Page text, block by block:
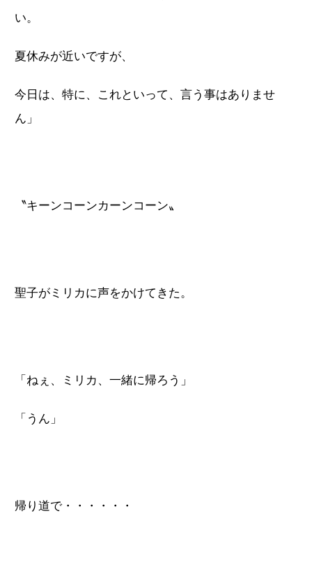
い。
夏休みが近いですが、
今日は、特に、これといって、言う事はありませ
ん」
〝キーンコーンカーンコーン〟
聖子がミリカに声をかけてきた。
「ねぇ、ミリカ、一緒に帰ろう」
「うん」
帰り道で・・・・・・